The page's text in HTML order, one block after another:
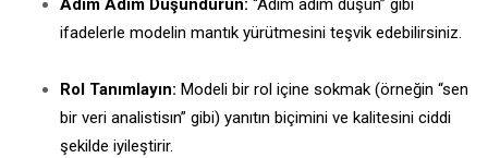
Adım Adım Düşündürün: “Adım adım düşün” gibi
ifadelerle modelin mantık yürütmesini teşvik edebilirsiniz.
Rol Tanımlayın: Modeli bir rol içine sokmak (örneğin “sen
bir veri analistisın” gibi) yanıtın biçimini ve kalitesini ciddi
şekilde iyileştirir.